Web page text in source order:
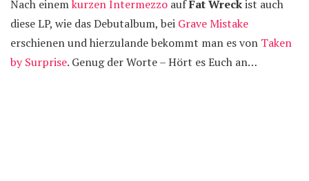
Nach einemkurzen Intermezzo aufFat Wreckist auch
diese LP, wie das Debutalbum, bei Grave Mistake
erschienen und hierzulande bekommt man es von Taken
by Surprise. Genug der Worte – Hört es Euch an…